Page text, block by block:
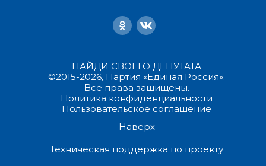
НАЙДИ СВОЕГО ДЕПУТАТА
©2015-2026, Партия «Единая Россия».
Все права защищены.
Политика конфиденциальности
Пользовательское соглашение
Наверх
Техническая поддержка по проекту